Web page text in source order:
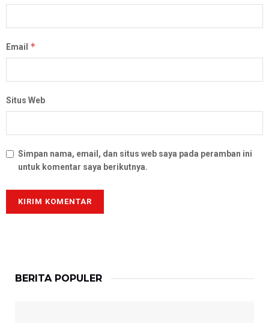
Email *
Situs Web
Simpan nama, email, dan situs web saya pada peramban ini
untuk komentar saya berikutnya.
BERITA POPULER